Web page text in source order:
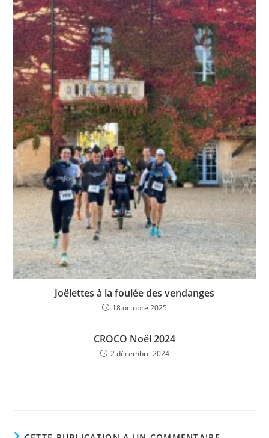
Joëlettes à la foulée des vendanges
18 octobre 2025
CROCO Noël 2024
2 décembre 2024